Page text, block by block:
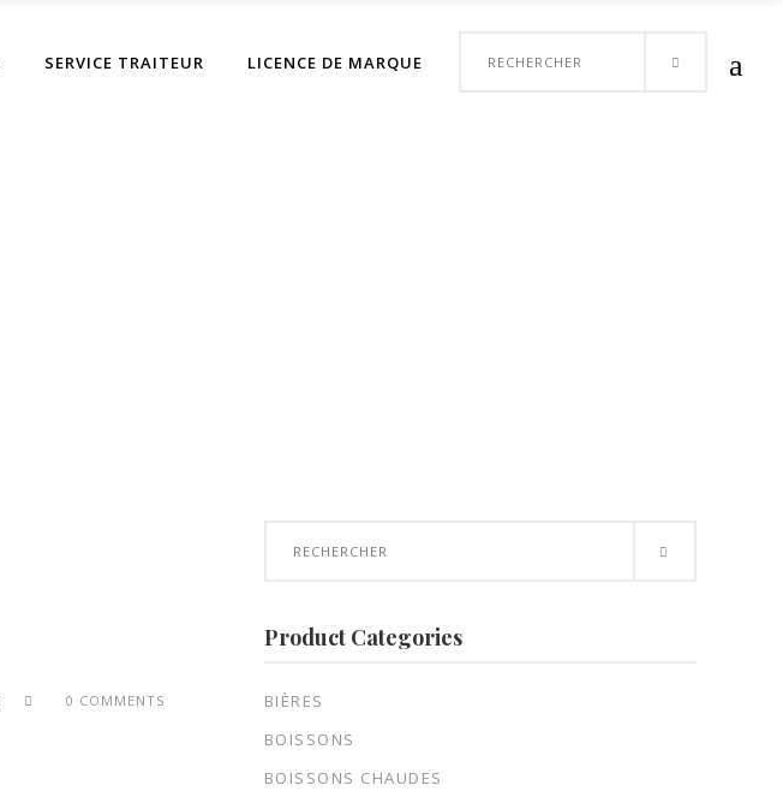
SERVICE TRAITEUR LICENCE DE MARQUE CONTACT
0 COMMENTS
Product Categories
BIÈRES
BOISSONS
BOISSONS CHAUDES